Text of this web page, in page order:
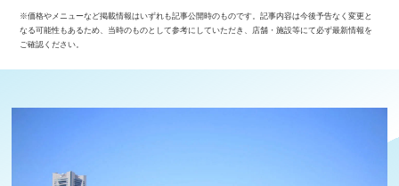
※価格やメニューなど掲載情報はいずれも記事公開時のものです。記事内容は今後予告なく変更と
なる可能性もあるため、当時のものとして参考にしていただき、店舗・施設等にて必ず最新情報を
ご確認ください。